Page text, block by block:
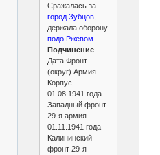
Сражалась за
город Зубцов,
держала оборону
подо Ржевом.
Подчинение
Дата Фронт
(округ) Армия
Корпус
01.08.1941 года
Западный фронт
29-я армия
01.11.1941 года
Калининский
фронт 29-я